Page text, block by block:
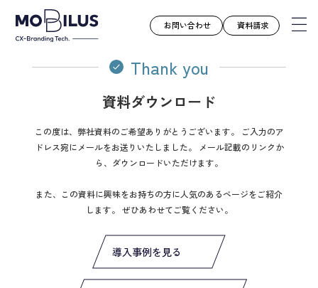
モビルスとは
サービス
導入事例
お知らせ
お役立ち資料
会社案内
お問い合わせ 資料請求
Thank you
資料ダウンロード
この度は、弊社資料のご希望ありがとうございます。
ご入力のア
ドレス宛にメールをお送りいたしました。
メール記載のリンクか
ら、ダウンロードいただけます。
また、この資料に興味をお持ちの方に人気のあるページをご紹介
します。 ぜひあわせてご覧ください。
導入事例を見る